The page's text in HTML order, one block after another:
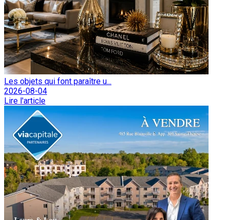
Les objets qui font paraître u...
2026-08-04
Lire l'article